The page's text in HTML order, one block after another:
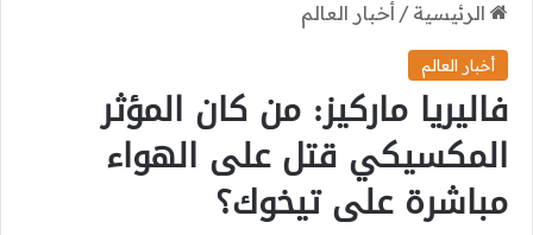
الرئيسية / أخبار العالم
أخبار العالم
فاليريا ماركيز: من كان المؤثر
المكسيكي قتل على الهواء
مباشرة على تيخوك؟